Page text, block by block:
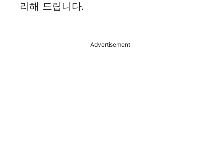
리해 드립니다.
Advertisement